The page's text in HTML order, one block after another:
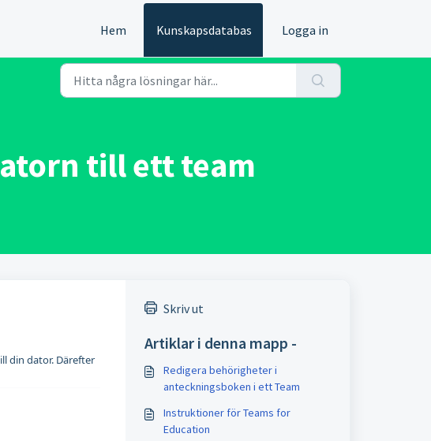
Hem
Kunskapsdatabas Logga in
till ett team
din dator. Därefter
Skriv ut
Artiklar i denna mapp -
Redigera behörigheter i
anteckningsboken i ett Team
Instruktioner för Teams for
Education